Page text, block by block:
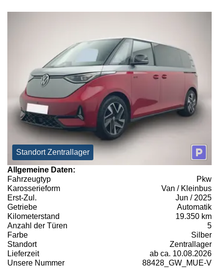
Standort Zentrallager
Allgemeine Daten:
Fahrzeugtyp
Pkw
Karosserieform
Van / Kleinbus
Erst-Zul.
Jun / 2025
Getriebe
Automatik
Kilometerstand
19.350 km
Anzahl der Türen
5
Farbe
Silber
Standort
Zentrallager
Lieferzeit
ab ca. 10.08.2026
Unsere Nummer
88428_GW_MUE-V